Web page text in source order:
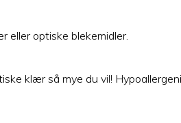
eller optiske blekemidler.
klær så mye du vil!